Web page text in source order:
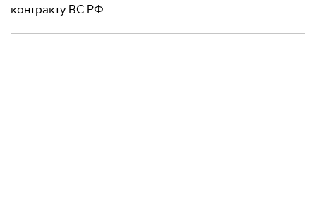
контракту ВС РФ.